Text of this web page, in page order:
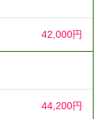
42,000円
44,200円